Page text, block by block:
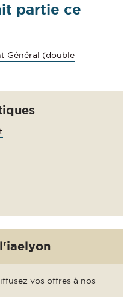
partie ce
Général (double
vos offres à nos